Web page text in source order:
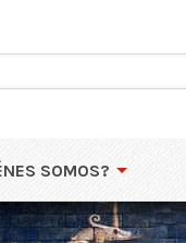
SOMOS?